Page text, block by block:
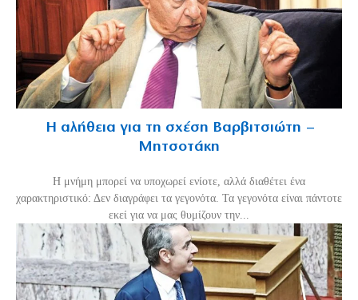
Η αλήθεια για τη σχέση Βαρβιτσιώτη –
Μητσοτάκη
H μνήμη μπορεί να υποχωρεί ενίοτε, αλλά διαθέτει ένα
χαρακτηριστικό: Δεν διαγράφει τα γεγονότα. Τα γεγονότα είναι πάντοτε
εκεί για να μας θυμίζουν την...